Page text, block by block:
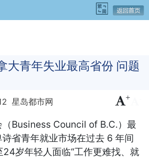
大青年失业最高省份 问题
星岛都市网 +
（Business Council of B.C.）最
省青年就业市场在过去 6 年间
24岁年轻人面临“工作更难找、就